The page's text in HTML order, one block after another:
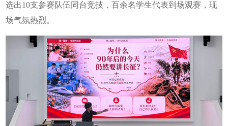
选出10支参赛队伍同台竞技，百余名学生代表到场观赛，现
场气氛热烈。